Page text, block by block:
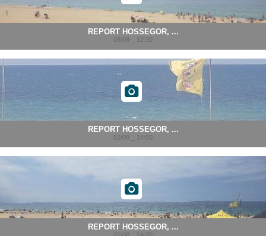
REPORT HOSSEGOR, ...
06/08 _ 12:30
REPORT HOSSEGOR, ...
02/08 _ 14:00
REPORT HOSSEGOR, ...